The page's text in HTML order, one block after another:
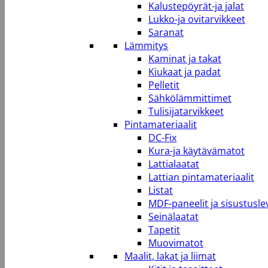
Kalustepöyrät-ja jalat
Lukko-ja ovitarvikkeet
Saranat
Lämmitys
Kaminat ja takat
Kiukaat ja padat
Pelletit
Sähkölämmittimet
Tulisijatarvikkeet
Pintamateriaalit
DC-Fix
Kura-ja käytävämatot
Lattialaatat
Lattian pintamateriaalit
Listat
MDF-paneelit ja
Seinälaatat
Tapetit
Muovimatot
Maalit, lakat ja liimat